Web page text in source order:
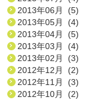
2013年06月 (5)
2013年05月 (4)
2013年04月 (5)
2013年03月 (4)
2013年02月 (3)
2012年12月 (2)
2012年11月 (3)
2012年10月 (2)